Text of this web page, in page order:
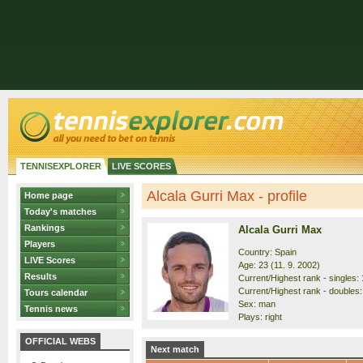
TENNISEXPLORER LIVE SCORES
Home page
Today's matches
Rankings
Players
LIVE Scores
Results
Tours calendar
Tennis news
OFFICIAL WEBS
Alcala Gurri Max - profile
Alcala Gurri Max
Country: Spain
Age: 23 (11. 9. 2002)
Current/Highest rank - singles:
Current/Highest rank -
Sex: man
Plays: right
Next match